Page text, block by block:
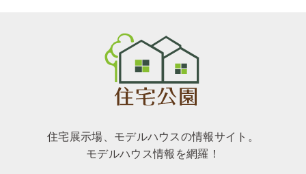
住宅展示場、モデルハウスの情報サイト。
モデルハウス情報を網羅！